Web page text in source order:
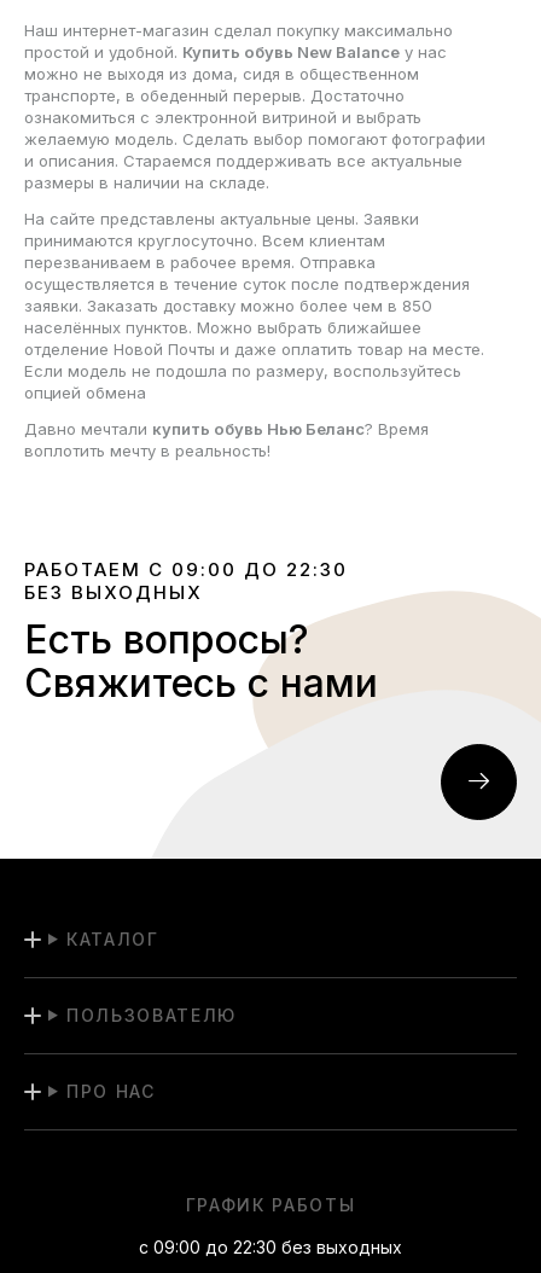
Наш интернет-магазин сделал покупку максимально
простой и удобной. Купить обувь New Balance у нас
можно не выходя из дома, сидя в общественном
транспорте, в обеденный перерыв. Достаточно
ознакомиться с электронной витриной и выбрать
желаемую модель. Сделать выбор помогают фотографии
и описания. Стараемся поддерживать все актуальные
размеры в наличии на складе.
На сайте представлены актуальные цены. Заявки
принимаются круглосуточно. Всем клиентам
перезваниваем в рабочее время. Отправка
осуществляется в течение суток после подтверждения
заявки. Заказать доставку можно более чем в 850
населённых пунктов. Можно выбрать ближайшее
отделение Новой Почты и даже оплатить товар на месте.
Если модель не подошла по размеру, воспользуйтесь
опцией обмена
Давно мечтали купить обувь Нью Беланс? Время
воплотить мечту в реальность!
РАБОТАЕМ С 09:00 ДО 22:30
БЕЗ ВЫХОДНЫХ
Есть вопросы?
Свяжитесь с нами
КАТАЛОГ
ПОЛЬЗОВАТЕЛЮ
ПРО НАС
ГРАФИК РАБОТЫ
с 09:00 до 22:30 без выходных